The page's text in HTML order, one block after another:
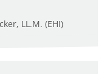
LL.M. (EHI)